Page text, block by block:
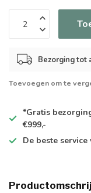
Bezorging tot
Toevoegen om te
*Gratis
€999,-
De beste service